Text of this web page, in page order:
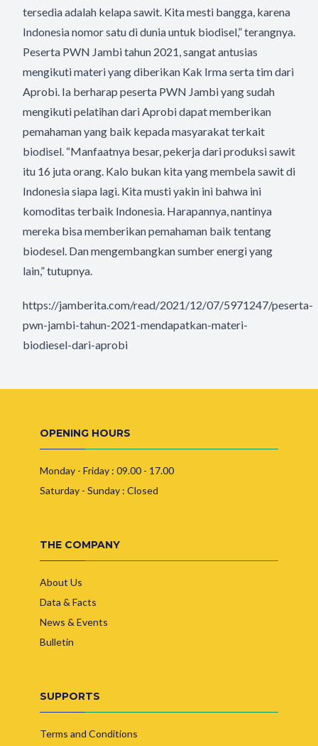
tersedia adalah kelapa sawit. Kita mesti bangga, karena
Indonesia nomor satu di dunia untuk biodisel,” terangnya.
Peserta PWN Jambi tahun 2021, sangat antusias
mengikuti materi yang diberikan Kak Irma serta tim dari
Aprobi. Ia berharap peserta PWN Jambi yang sudah
mengikuti pelatihan dari Aprobi dapat memberikan
pemahaman yang baik kepada masyarakat terkait
biodisel. “Manfaatnya besar, pekerja dari produksi sawit
itu 16 juta orang. Kalo bukan kita yang membela sawit di
Indonesia siapa lagi. Kita musti yakin ini bahwa ini
komoditas terbaik Indonesia. Harapannya, nantinya
mereka bisa memberikan pemahaman baik tentang
biodesel. Dan mengembangkan sumber energi yang
lain,” tutupnya.
https://jamberita.com/read/2021/12/07/5971247/peserta-
pwn-jambi-tahun-2021-mendapatkan-materi-
biodiesel-dari-aprobi
OPENING HOURS
Monday - Friday : 09.00 - 17.00
Saturday - Sunday : Closed
THE COMPANY
About Us
Data & Facts
News & Events
Bulletin
SUPPORTS
Terms and Conditions